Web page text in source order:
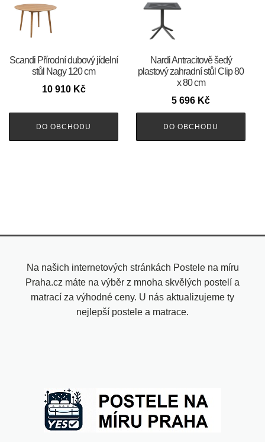
Scandi Přírodní dubový jídelní
stůl Nagy 120 cm
10 910 Kč
DO OBCHODU
Nardi Antracitově šedý
plastový zahradní stůl Clip 80
x 80 cm
5 696 Kč
DO OBCHODU
Na našich internetových stránkách Postele na míru
Praha.cz máte na výběr z mnoha skvělých postelí a
matrací za výhodné ceny. U nás aktualizujeme ty
nejlepší postele a matrace.